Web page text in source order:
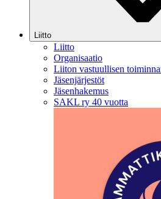
Liitto
Liitto
Organisaatio
Liiton vastuullisen
Jäsenjärjestöt
Jäsenhakemus
SAKL ry 40 vuotta